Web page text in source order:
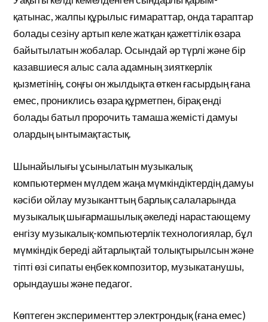
қатынас, жалпы құрылыс ғимараттар, онда тараптар
болады сезіну артып келе жатқан қажеттілік өзара
байытылатын жобалар. Осындай әр түрлі және бір
казавшиеся алыс сала адамның зияткерлік
қызметінің, соңғы он жылдықта өткен ғасырдың ғана
емес, прониклись өзара құрметпен, бірақ енді
болады батыл пророчить тамаша жемісті дамуы
олардың ынтымақтастық.
Шынайылығы ұсынылатын музыкалық
компьютермен мүлдем жаңа мүмкіндіктердің дамуы
кәсіби ойлау музыканттың барлық салаларында
музыкалық шығармашылық әкеледі нарастающему
енгізу музыкалық-компьютерлік технологиялар, бұл
мүмкіндік береді айтарлықтай толықтырылсын және
тіпті өзі сипаты еңбек композитор, музыкатанушы,
орындаушы және педагог.
Көптеген эксперименттер электрондық (ғана емес)